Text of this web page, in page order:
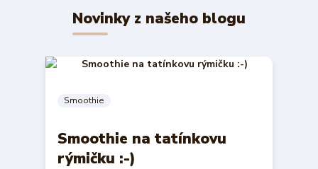
Novinky z našeho blogu
Smoothie
Smoothie na tatínkovu
rýmičku :-)